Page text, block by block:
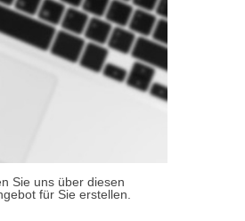
Sie uns über diesen
für Sie erstellen.